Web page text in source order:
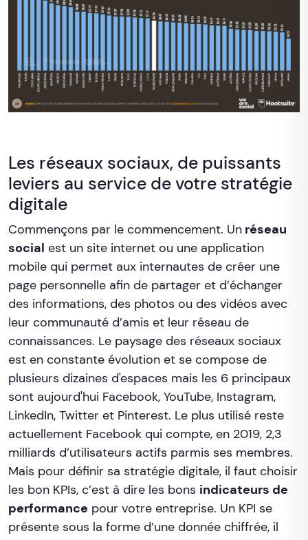
Les réseaux sociaux, de puissants
leviers au service de votre stratégie
digitale
Commençons par le commencement. Un réseau
social est un site internet ou une application
mobile qui permet aux internautes de créer une
page personnelle afin de partager et d’échanger
des informations, des photos ou des vidéos avec
leur communauté d’amis et leur réseau de
connaissances. Le paysage des réseaux sociaux
est en constante évolution et se compose de
plusieurs dizaines d'espaces mais les 6 principaux
sont aujourd'hui Facebook, YouTube, Instagram,
LinkedIn, Twitter et Pinterest. Le plus utilisé reste
actuellement Facebook qui compte, en 2019, 2,3
milliards d’utilisateurs actifs parmis ses membres.
Mais pour définir sa stratégie digitale, il faut choisir
les bon KPIs, c’est à dire les bons indicateurs de
performance pour votre entreprise. Un KPI se
présente sous la forme d’une donnée chiffrée, il